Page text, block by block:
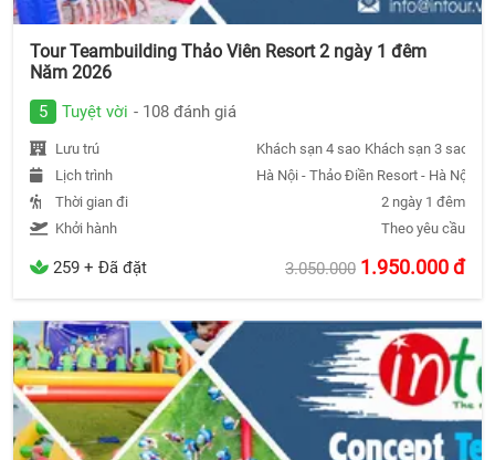
Tour Teambuilding Thảo Viên Resort 2 ngày 1 đêm
Năm 2026
5 Tuyệt vời - 108 đánh giá
Lưu trú Khách sạn 4 sao Khách sạn 3 sao
Lịch trình
Hà Nội - Thảo Điền Resort - Hà Nội
Thời gian đi
2 ngày 1 đêm
Khởi hành
Theo yêu cầu
259 + Đã đặt 3.050.000 1.950.000đ